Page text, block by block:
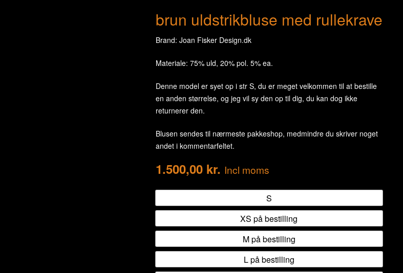
brun uldstrikbluse med rullekrave
Brand: Joan Fisker Design.dk
Materiale: 75% uld, 20% pol. 5% ea.
Denne model er syet op i str S, du er meget velkommen til at bestille
en anden størrelse, og jeg vil sy den op til dig, du kan dog ikke
returnerer den.
Blusen sendes til nærmeste pakkeshop, medmindre du skriver noget
andet i kommentarfeltet.
1.500,00 kr. Incl moms
S
XS på bestilling
M på bestilling
L på bestilling